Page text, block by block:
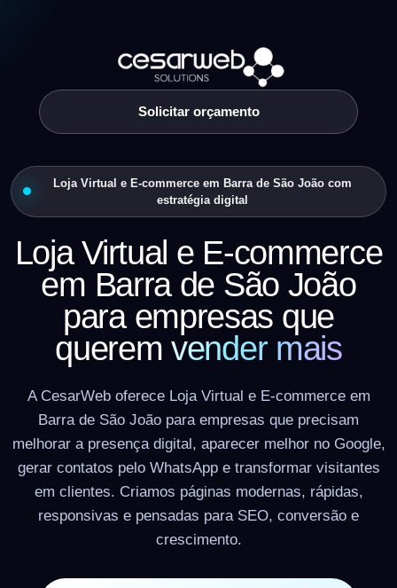
Solicitar orçamento
Loja Virtual e E-commerce em Barra de São João com
estratégia digital
Loja Virtual e E-commerce
em Barra de São João
para empresas que
queremvender mais
A CesarWeb oferece Loja Virtual e E-commerce em
Barra de São João para empresas que precisam
melhorar a presença digital, aparecer melhor no Google,
gerar contatos pelo WhatsApp e transformar visitantes
em clientes. Criamos páginas modernas, rápidas,
responsivas e pensadas para SEO, conversão e
crescimento.